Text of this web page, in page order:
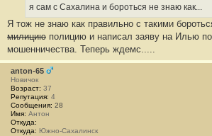
н
и
#
5
8
я сам с Сахалина и бороться не знаю как...
Я тож не знаю как правильно с такими
милицию полицию и написал заяву на Илью
мошенничества. Теперь ждемс.....
anton-65
Новичок
Возраст: 37
Репутация: 4
Сообщения: 28
Имя: Антон
Откуда:
Откуда: Южно-Сахалинск